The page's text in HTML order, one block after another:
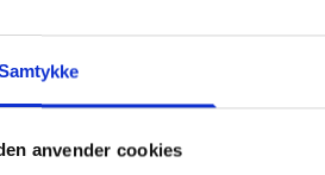
anvender cookies
tiden “iFlink” som skal teste